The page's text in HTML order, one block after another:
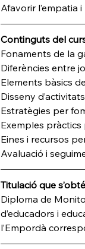
Afavorir l’empatia
Continguts del
Fonaments de la
Diferències entre
Elements bàsics
Disseny
Estratègies per
Exemples
Eines i recursos
Avaluació i
Titulació que s’obté
Diploma de
d’educadors i
l’Empordà